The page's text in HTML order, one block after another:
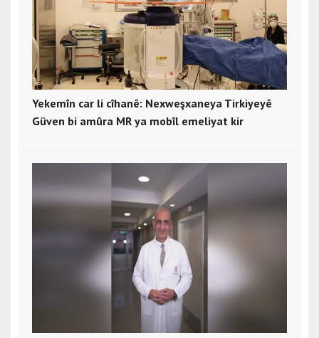
Yekemîn car li cîhanê: Nexweşxaneya Tirkiyeyê
Güven bi amûra MR ya mobîl emeliyat kir